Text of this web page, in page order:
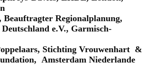
Beauftragter Regionalplanung,
Deutschland e.V., Garmisch-
Stichting Vrouwenhart &
Amsterdam Niederlande